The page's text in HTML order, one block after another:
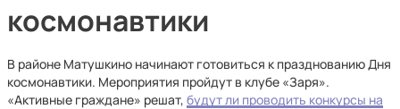
космонавтики
В районе Матушкино начинают готовиться к празднованию Дня
космонавтики. Мероприятия пройдут в клубе «Заря».
«Активные граждане» решат, будут ли проводить конкурсы на